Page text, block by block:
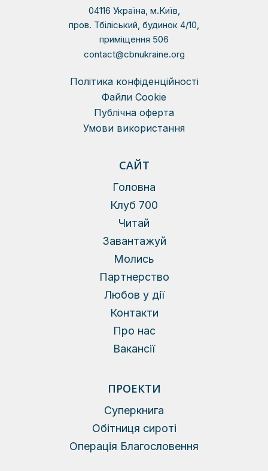
04116 Україна, м.Київ,
пров. Тбіліський, будинок 4/10,
приміщення 506
contact@cbnukraine.org
Політика конфіденційності
Файли Сookie
Публічна оферта
Умови використання
САЙТ
Головна
Клуб 700
Читай
Завантажуй
Молись
Партнерство
Любов у дії
Контакти
Про нас
Вакансії
ПРОЕКТИ
Суперкнига
Обітниця сироті
Операція Благословення